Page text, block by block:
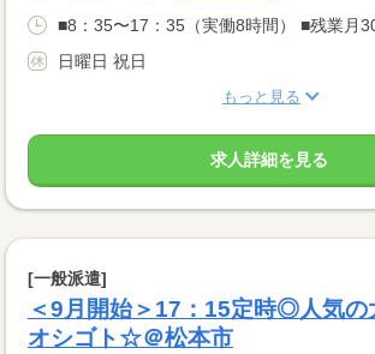
■8：35〜17：35（実働8時間） ■残業月
日曜日 祝日
もっと見る
求人詳細を見る
[一般派遣]
＜9月開始＞17：15定時◎人気の
オシゴト☆＠松本市